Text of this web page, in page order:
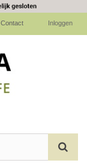
Inloggen
Contact